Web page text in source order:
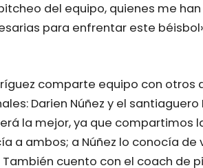
del equipo, quienes me
para enfrentar este
comparte equipo con otros
Darien Núñez y el santiaguero
la mejor, ya que compartimos
a ambos; a Núñez lo conocía de
También cuento con el coach de